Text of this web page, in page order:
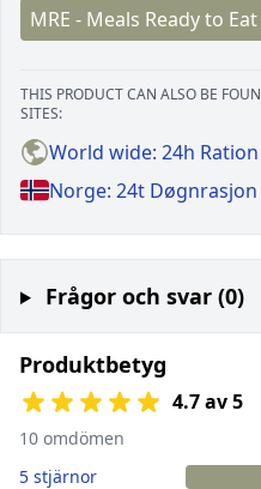
MRE - Meals Ready to Eat
THIS PRODUCT CAN ALSO BE
SITES:
World wide: 24h
Norge: 24t
Frågor och svar (0)
Produktbetyg
4.7 av 5
10 omdömen
5 stjärnor